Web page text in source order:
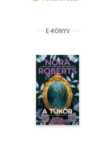
E-KÖNYV